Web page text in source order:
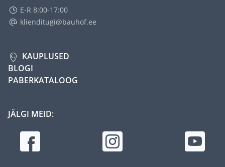
E-R 8:00-17:00
klienditugi@bauhof.ee
KAUPLUSED
BLOGI
PABERKATALOOG
JÄLGI MEID: